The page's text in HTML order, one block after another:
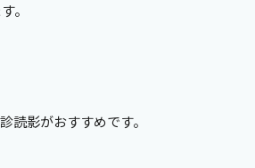
。
影がおすすめです。